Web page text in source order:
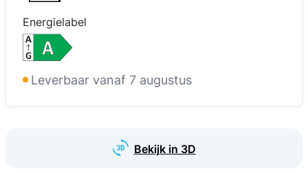
Energielabel
Leverbaar vanaf 7 augustus
Bekijk in 3D